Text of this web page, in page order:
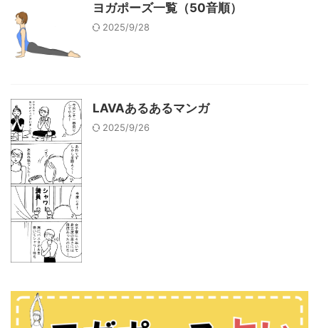
ヨガポーズ一覧（50音順）
2025/9/28
LAVAあるあるマンガ
2025/9/26